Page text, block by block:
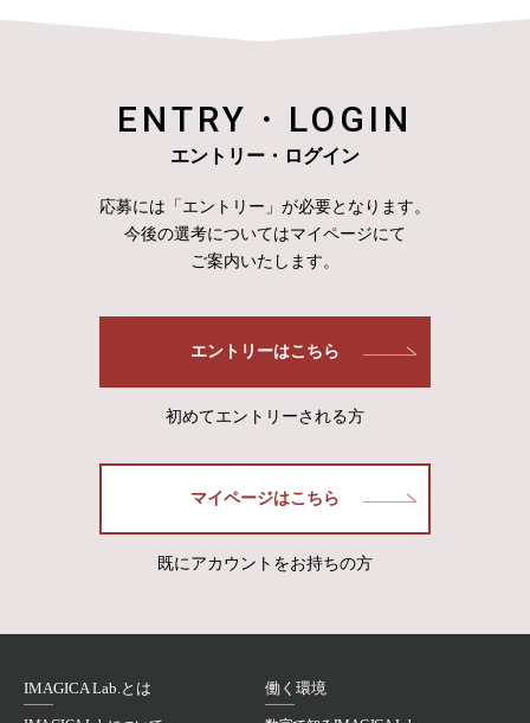
ENTRY・LOGIN
エントリー・ログイン
応募には「エントリー」が必要となります。
今後の選考についてはマイページにて
ご案内いたします。
エントリーはこちら
初めてエントリーされる方
マイページはこちら
既にアカウントをお持ちの方
IMAGICA Lab.とは 働く環境